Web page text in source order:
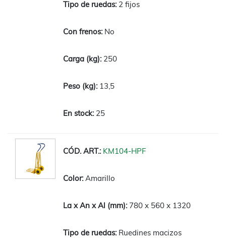
2 fijos
No
250
13,5
25
KM104-HPF
Amarillo
780 x 560 x 1320
Ruedines macizos